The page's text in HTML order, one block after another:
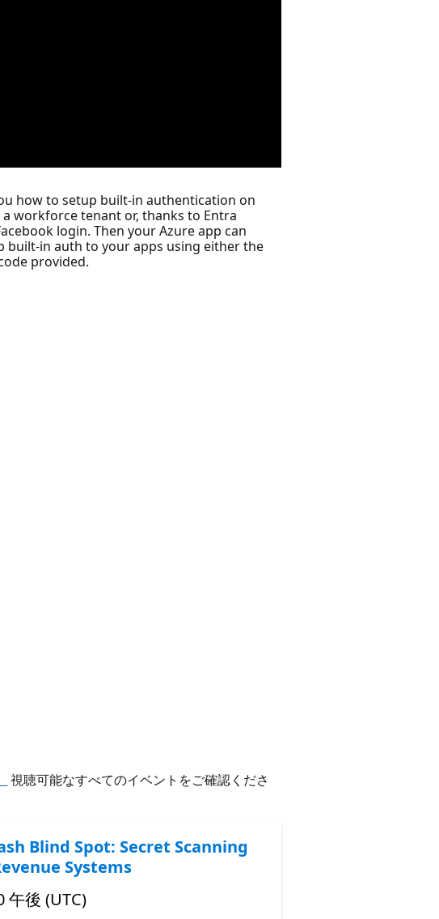
how to setup built-in authentication on
workforce tenant or, thanks to Entra
login. Then your Azure app can
built-in auth to your apps using either the
provided.
視聴可能なすべてのイベントをご確認くださ
Blind Spot: Secret Scanning
Systems
午後 (UTC)